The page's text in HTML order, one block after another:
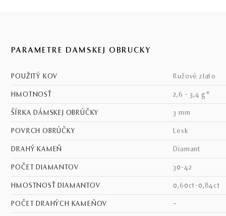
PARAMETRE DÁMSKEJ OBRÚČKY
POUŽITÝ KOV ružové zlato
HMOTNOSŤ 2,6 - 3,4 g*
ŠÍRKA DÁMSKEJ OBRÚČKY 3 mm
POVRCH OBRÚČKY lesk
DRAHÝ KAMEŇ diamant
POČET DIAMANTOV 30-42
HMOSTNOSŤ DIAMANTOV 0,60ct-0,84ct
POČET DRAHÝCH KAMEŇOV –